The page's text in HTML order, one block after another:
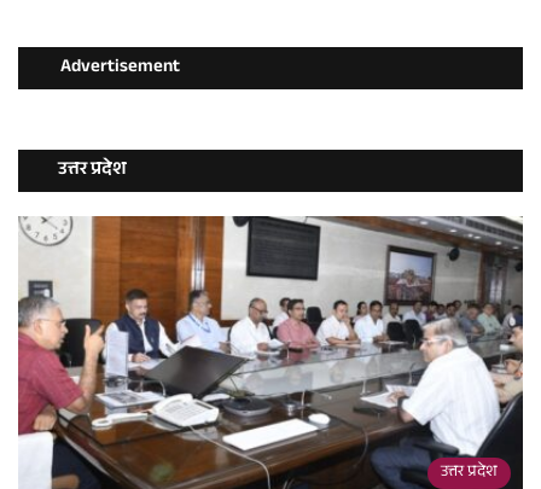
Advertisement
उत्तर प्रदेश
उत्तर प्रदेश